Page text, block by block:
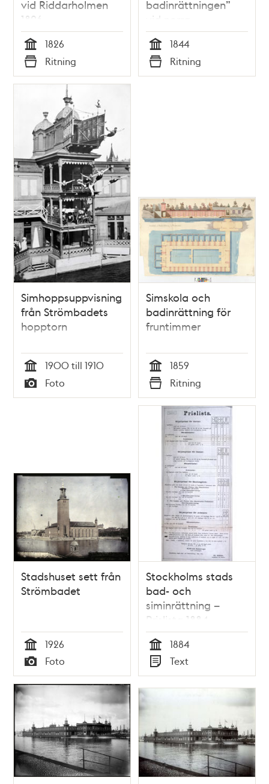
vid Riddarholmen
1826
Tid
1826
Typ
Ritning
badinrättningen”
vid norra
Riddarholmen 1844
Tid
1844
Typ
Ritning
Simhoppsuppvisning
från Strömbadets
hopptorn
Tid
1900 till 1910
Typ
Foto
Simskola och
badinrättning för
fruntimmer
Tid
1859
Typ
Ritning
Stadshuset sett från
Strömbadet
Tid
1926
Typ
Foto
Stockholms stads
bad- och
siminrättning –
Prislista 1884
Tid
1884
Typ
Text